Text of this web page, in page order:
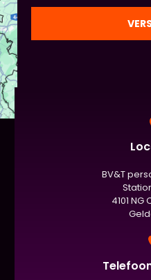
gezien de
officiële/vaste
nog met
BV&T
4101